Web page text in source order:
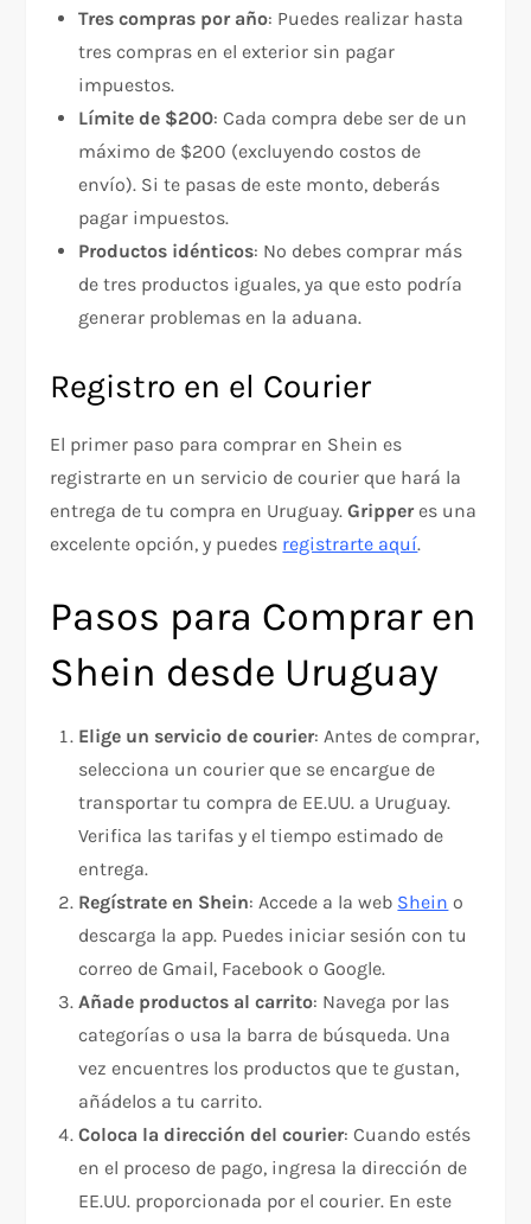
Tres compras por año: Puedes realizar hasta
tres compras en el exterior sin pagar
impuestos.
Límite de $200: Cada compra debe ser de un
máximo de $200 (excluyendo costos de
envío). Si te pasas de este monto, deberás
pagar impuestos.
Productos idénticos: No debes comprar más
de tres productos iguales, ya que esto podría
generar problemas en la aduana.
Registro en el Courier
El primer paso para comprar en Shein es
registrarte en un servicio de courier que hará la
entrega de tu compra en Uruguay.Gripperes una
excelente opción, y puedes registrarte aquí.
Pasos para Comprar en
Shein desde Uruguay
Elige un servicio de courier: Antes de comprar,
selecciona un courier que se encargue de
transportar tu compra de EE.UU. a Uruguay.
Verifica las tarifas y el tiempo estimado de
entrega.
Regístrate en Shein: Accede a la web Shein o
descarga la app. Puedes iniciar sesión con tu
correo de Gmail, Facebook o Google.
Añade productos al carrito: Navega por las
categorías o usa la barra de búsqueda. Una
vez encuentres los productos que te gustan,
añádelos a tu carrito.
Coloca la dirección del courier: Cuando estés
en el proceso de pago, ingresa la dirección de
EE.UU. proporcionada por el courier. En este